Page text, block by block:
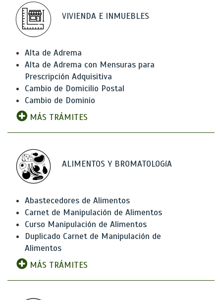
VIVIENDA E INMUEBLES
Alta de Adrema
Alta de Adrema con Mensuras para
Prescripción Adquisitiva
Cambio de Domicilio Postal
Cambio de Dominio
MÁS TRÁMITES
ALIMENTOS Y BROMATOLOGíA
Abastecedores de Alimentos
Carnet de Manipulación de Alimentos
Curso Manipulación de Alimentos
Duplicado Carnet de Manipulación de
Alimentos
MÁS TRÁMITES